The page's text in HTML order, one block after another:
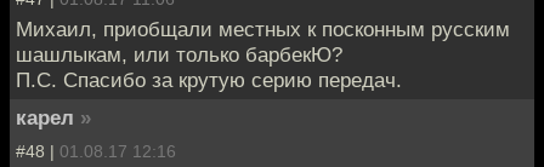
Михаил, приобщали местных к посконным русским
шашлыкам, или только барбекЮ?
П.С. Спасибо за крутую серию передач.
карел »
#48 | 01.08.17 12:16